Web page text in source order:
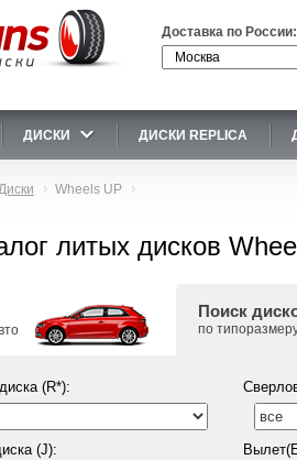
Доставка по России:
ДИСКИ ДИСКИ REPLICA
Wheels UP
литых дисков
Поиск
по
(R*):
(J):